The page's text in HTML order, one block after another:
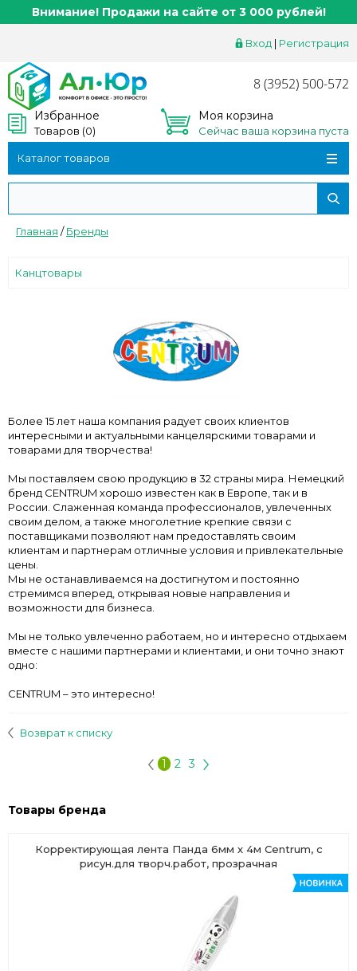
Внимание! Продажи на сайте от 3 000 рублей!
Вход | Регистрация
8 (3952) 500-572
Избранное
Товаров (0)
Моя корзина
Сейчас ваша корзина пуста
Каталог товаров
Главная /Бренды
Канцтовары
Более 15 лет наша компания радует своих клиентов
интересными и актуальными канцелярскими товарами и
товарами для творчества!
Мы поставляем свою продукцию в 32 страны мира. Немецкий
бренд CENTRUM хорошо известен как в Европе, так и в
России. Слаженная команда профессионалов, увлеченных
своим делом, а также многолетние крепкие связи с
поставщиками позволяют нам предоставлять своим
клиентам и партнерам отличные условия и привлекательные
цены.
Мы не останавливаемся на достигнутом и постоянно
стремимся вперед, открывая новые направления и
возможности для бизнеса.
Мы не только увлеченно работаем, но и интересно отдыхаем
вместе с нашими партнерами и клиентами, и они точно знают
одно:
CENTRUM – это интересно!
Возврат к списку
1 2 3
Товары бренда
Корректирующая лента Панда 6мм х 4м Centrum, с
рисун.для творч.работ, прозрачная